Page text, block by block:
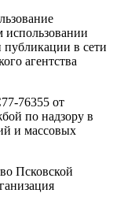
использовании
публикации в сети
агентства
76355 от
по надзору в
и массовых
Псковской